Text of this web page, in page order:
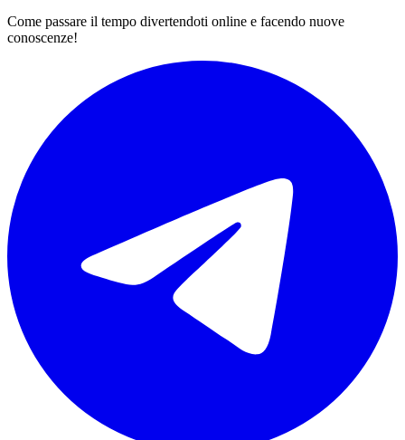
Come passare il tempo divertendoti online e facendo nuove
conoscenze!